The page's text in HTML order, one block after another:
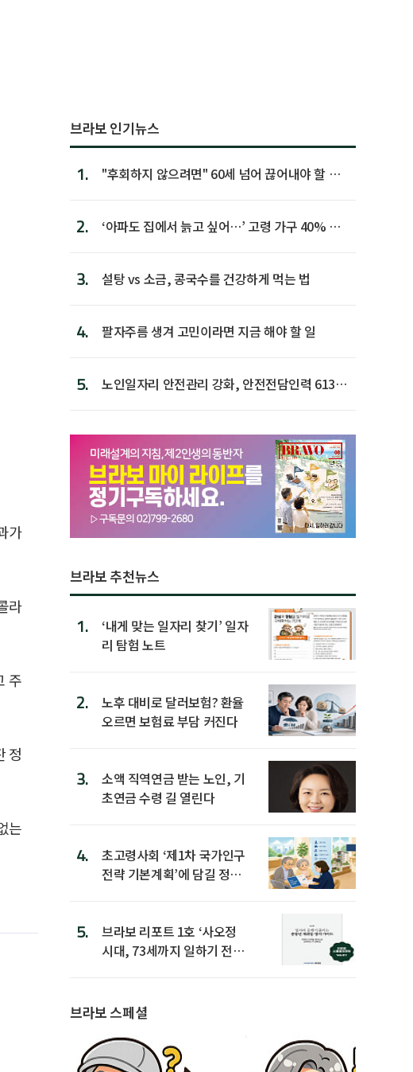
가
라
주
정
는
브라보 인기뉴스
1.
"후회하지 않으려면" 60세 넘어 끊어내야 할 사
2.
‘아파도 집에서 늙고 싶어…’ 고령 가구 40% 노
3. 설탕 vs 소금, 콩국수를 건강하게 먹는 법
4. 팔자주름 생겨 고민이라면 지금 해야 할 일
5.
노인일자리 안전관리 강화, 안전전담인력 613명
브라보 추천뉴스
1.
‘내게 맞는 일자리 찾기’ 일자
리 탐험 노트
2.
노후 대비로 달러보험? 환율
오르면 보험료 부담 커진다
3.
소액 직역연금 받는 노인, 기
초연금 수령 길 열린다
4.
초고령사회 ‘제1차 국가인구
전략 기본계획’에 담길 정책
5.
브라보 리포트 1호 ‘사오정
시대, 73세까지 일하기 전략’
브라보 스페셜